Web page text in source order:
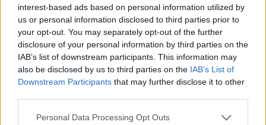
interest-based ads based on personal information utilized by
us or personal information disclosed to third parties prior to
your opt-out. You may separately opt-out of the further
disclosure of your personal information by third parties on the
IAB’s list of downstream participants. This information may
also be disclosed by us to third parties on the IAB’s List of
Downstream Participants that may further disclose it to other
Personal Data Processing Opt Outs
Lancia revela segundo teaser do novo
Ypsilon
HENRIQUE LOPES 0
1 2